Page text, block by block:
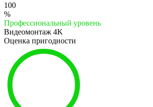
100
%
Профессиональный уровень
Видеомонтаж 4K
Оценка пригодности